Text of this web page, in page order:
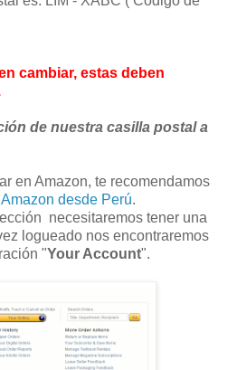
cambiar, estas deben
de nuestra casilla postal a
en Amazon, te recomendamos
desde Perú.
necesitaremos tener una
logueado nos encontraremos
"Your Account".